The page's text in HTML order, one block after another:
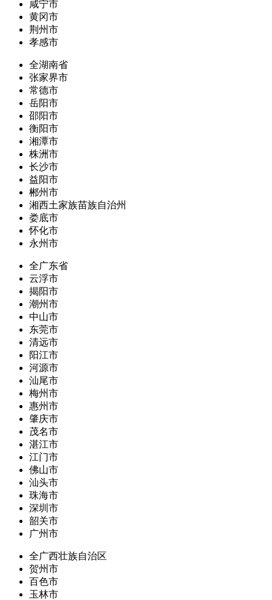
咸宁市
黄冈市
荆州市
孝感市
全湖南省
张家界市
常德市
岳阳市
邵阳市
衡阳市
湘潭市
株洲市
长沙市
益阳市
郴州市
湘西土家族苗族自治州
娄底市
怀化市
永州市
全广东省
云浮市
揭阳市
潮州市
中山市
东莞市
清远市
阳江市
河源市
汕尾市
梅州市
惠州市
肇庆市
茂名市
湛江市
江门市
佛山市
汕头市
珠海市
深圳市
韶关市
广州市
全广西壮族自治区
贺州市
百色市
玉林市